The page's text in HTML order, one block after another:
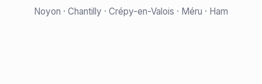
Noyon · Chantilly · Crépy-en-Valois · Méru · Ham